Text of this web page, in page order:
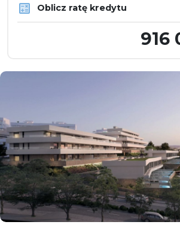
Oblicz ratę kredytu
916